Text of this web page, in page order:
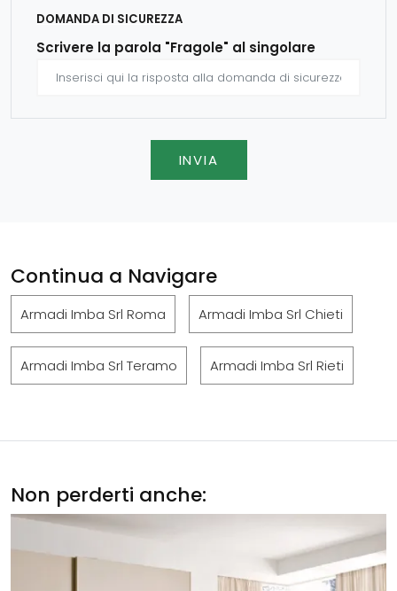
DOMANDA DI SICUREZZA
Scrivere la parola "Fragole" al singolare
INVIA
Continua a Navigare
Armadi Imba Srl Roma Armadi Imba Srl Chieti
Armadi Imba Srl Teramo Armadi Imba Srl Rieti
Non perderti anche: